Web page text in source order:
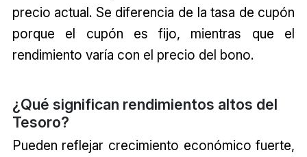
precio actual. Se diferencia de la tasa de cupón
porque el cupón es fijo, mientras que el
rendimiento varía con el precio del bono.
¿Qué significan rendimientos altos del
Tesoro?
Pueden reflejar crecimiento económico fuerte,